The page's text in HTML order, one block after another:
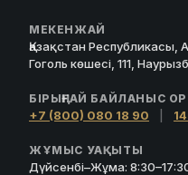
МЕКЕНЖАЙ
Қазақстан Республикасы,
Гоголь көшесі, 111,
БІРЫҢҒАЙ БАЙЛАНЫС
+7 (800) 080 18 90
ЖҰМЫС УАҚЫТЫ
Дүйсенбі–Жұма: